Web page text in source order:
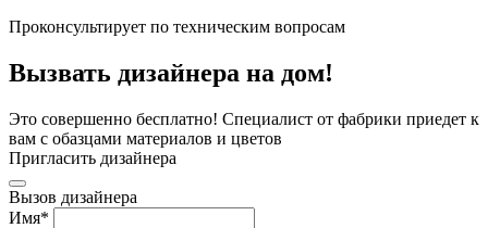
Проконсультирует по техническим вопросам
Вызвать дизайнера на дом!
Это совершенно бесплатно! Специалист от фабрики приедет к
вам с обазцами материалов и цветов
Пригласить дизайнера
Вызов дизайнера
Имя*